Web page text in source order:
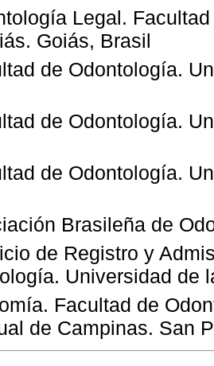
Legal.
Goiás, Brasil
de Odontología.
de Odontología.
de Odontología.
Brasileña de
de Registro y
Universidad de
Facultad de
de Campinas. San